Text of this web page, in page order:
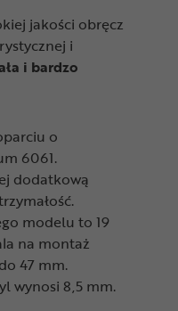
jakości obręcz
i
i bardzo
o
6061.
dodatkową
modelu to 19
na montaż
47 mm.
wynosi 8,5 mm.